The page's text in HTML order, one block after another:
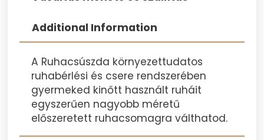
Additional Information
A Ruhacsúszda környezettudatos
ruhabérlési és csere rendszerében
gyermeked kinőtt használt ruháit
egyszerűen nagyobb méretű
előszeretett ruhacsomagra válthatod.